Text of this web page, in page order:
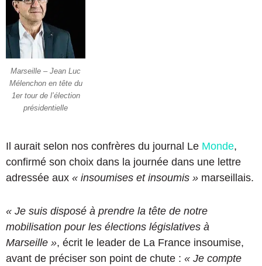
Marseille – Jean Luc
Mélenchon en tête du
1er tour de l’élection
présidentielle
Il aurait selon nos confrères du journal Le Monde,
confirmé son choix dans la journée dans une lettre
adressée aux « insoumises et insoumis » marseillais.
« Je suis disposé à prendre la tête de notre
mobilisation pour les élections législatives à
Marseille », écrit le leader de La France insoumise,
avant de préciser son point de chute : « Je compte